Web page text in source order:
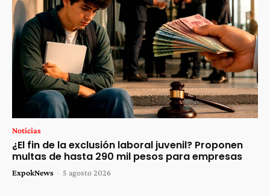
Noticias
¿El fin de la exclusión laboral juvenil? Proponen
multas de hasta 290 mil pesos para empresas
ExpokNews - 5 agosto 2026